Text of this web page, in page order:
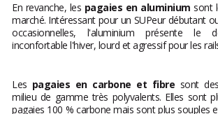
En revanche, les pagaies en aluminium sont
marché. Intéressant pour un SUPeur débutant
occasionnelles, l'aluminium présente le
inconfortable l'hiver, lourd et agressif pour les
Les pagaies en carbone et fibre sont
milieu de gamme très polyvalents. Elles sont
pagaies 100 % carbone mais sont plus souples